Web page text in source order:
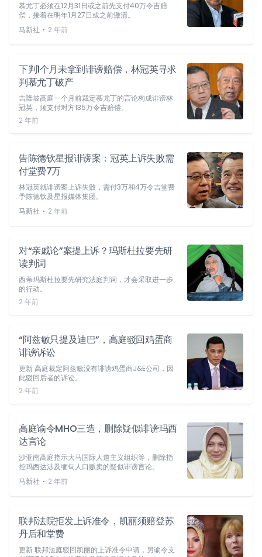
慕尤丁必须在12月31日或之前先支付40万令吉赔
偿，接着在明年1月27日或之前缴清。
马新社 ⋅ 2 年前
下判1个月未拿到诽谤赔偿，林冠英寻求
判慕尤丁破产
吉隆坡高庭一个月前裁定慕尤丁的言论构成诽谤林
冠英，须支付对方135万令吉赔偿。
2 年前
告陈德钦星报诽谤案：冠英上诉失败需
付堂费7万
林冠英就诽谤案上诉失败，需付3万和4万令吉堂费
予陈德钦及星报媒体集团。
马新社 ⋅ 2 年前
对“亲戚论”案提上诉？玛斯杜拉要先研
读判词
西蒂玛斯杜拉要先研究法庭判词，才会采取进一步
的行动。
2 年前
“阿兹敏只提及迪巴”，高庭驳回鸡蛋商
诽谤诉讼
更新 高庭裁定阿兹敏没有诽谤鸡蛋商J&E公司，因
此驳回后者的诉讼。
2 年前
高庭谕令MHO三造，删除疑似诽谤玛西
达言论
沙亚南高庭指示大马国际人道主义组织等，删除指
控玛西达涉及缅甸人口贩卖的疑似诽谤言论。
马新社 ⋅ 2 年前
联邦法院拒发上诉准令，凯丽须赔登苏
丹后和堂费
更新 联邦法庭驳回凯丽的上诉准令申请，另谕令支